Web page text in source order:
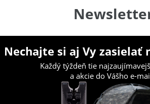
Nechajte si aj Vy zasielať
Každý týždeň tie
a akcie do Vášho e-